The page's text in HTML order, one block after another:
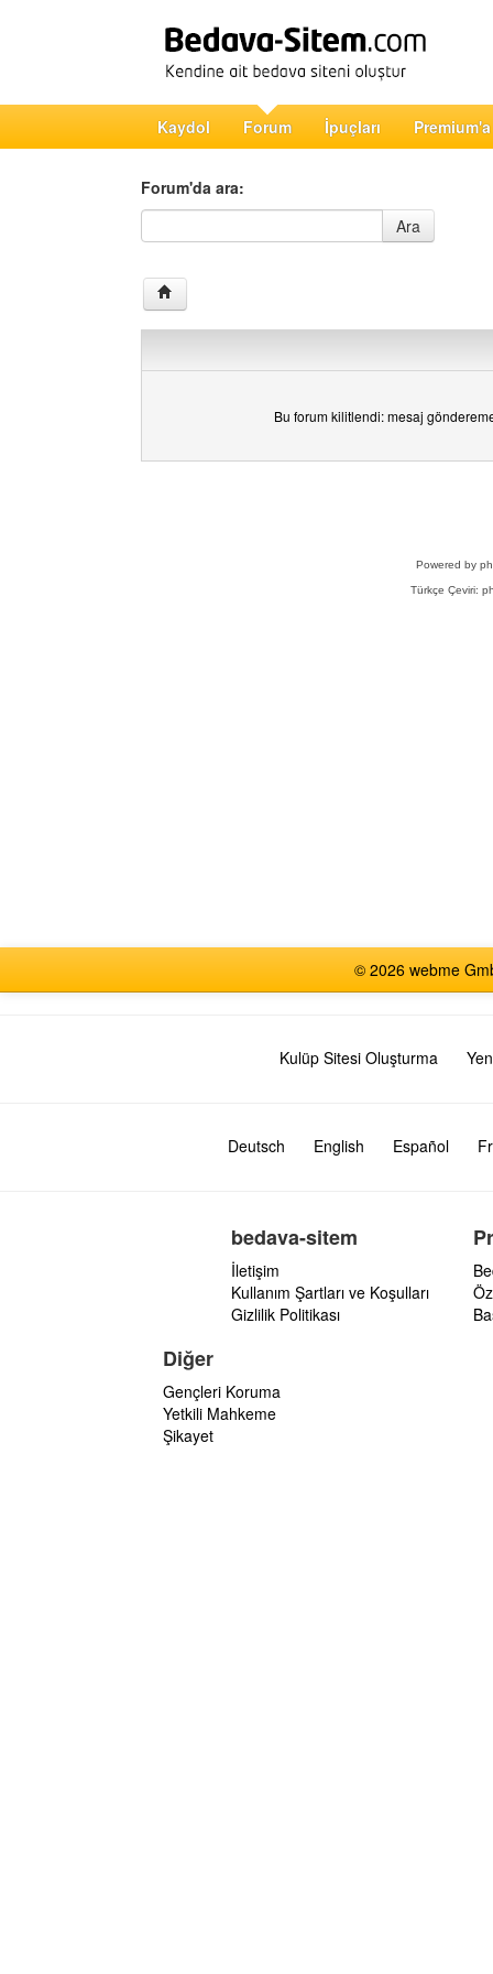
Kaydol Forum İpuçları
Forum'da ara:
Forum'da ara
Ara
Bu forum kilitlendi: mesaj
Powered by
Türkçe Çeviri:
© 2026 webme
Kulüp Sitesi Oluşturma
Deutsch English Español
bedava-sitem
İletişim
Kullanım Şartları ve Koşulları
Gizlilik Politikası
Diğer
Gençleri Koruma
Yetkili Mahkeme
Şikayet